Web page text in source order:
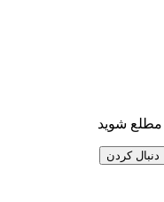
مطلع شوید
دنبال کردن